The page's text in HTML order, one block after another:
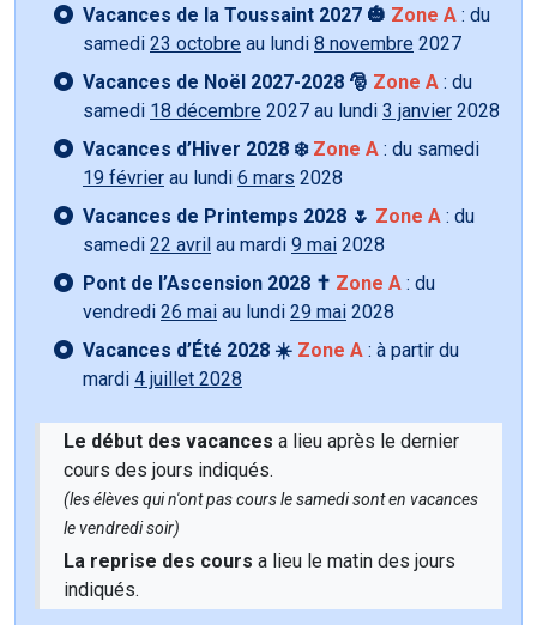
Vacances de la Toussaint 2027 🎃 Zone A : du
samedi 23 octobre au lundi 8 novembre 2027
Vacances de Noël 2027-2028 🎅 Zone A : du
samedi 18 décembre 2027 au lundi 3 janvier 2028
Vacances d’Hiver 2028 ❄️ Zone A : du samedi
19 février au lundi 6 mars 2028
Vacances de Printemps 2028 🌷 Zone A : du
samedi 22 avril au mardi 9 mai 2028
Pont de l’Ascension 2028 ✝️ Zone A : du
vendredi 26 mai au lundi 29 mai 2028
Vacances d’Été 2028 ☀️ Zone A : à partir du
mardi 4 juillet 2028
Le début des vacances a lieu après le dernier
cours des jours indiqués.
(les élèves qui n'ont pas cours le samedi sont en vacances
le vendredi soir)
La reprise des cours a lieu le matin des jours
indiqués.